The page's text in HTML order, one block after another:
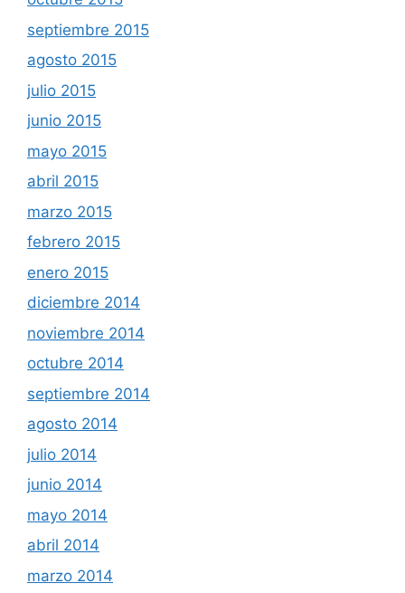
septiembre 2015
agosto 2015
julio 2015
junio 2015
mayo 2015
abril 2015
marzo 2015
febrero 2015
enero 2015
diciembre 2014
noviembre 2014
octubre 2014
septiembre 2014
agosto 2014
julio 2014
junio 2014
mayo 2014
abril 2014
marzo 2014